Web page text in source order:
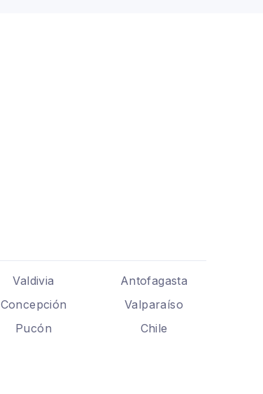
Valdivia
Antofagasta
Concepción
Valparaíso
Pucón
Chile